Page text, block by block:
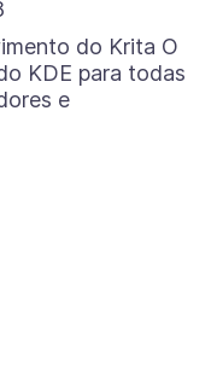
do Krita O
KDE para todas
e